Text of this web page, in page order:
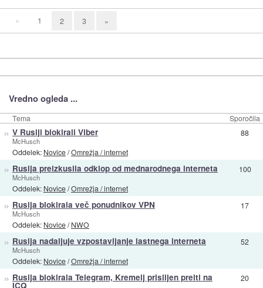
« 1 2 3 »
Vredno ogleda ...
Tema Sporočila
» V Rusiji blokirali Viber
McHusch
Oddelek: Novice/Omrežja / internet
88
» Rusija preizkusila odklop od mednarodnega interneta
McHusch
Oddelek: Novice/Omrežja / internet
100
» Rusija blokirala več ponudnikov VPN
McHusch
Oddelek: Novice/NWO
17
» Rusija nadaljuje vzpostavljanje lastnega interneta
McHusch
Oddelek: Novice/Omrežja / internet
52
» Rusija blokirala Telegram, Kremelj prisiljen preiti na
ICQ
20